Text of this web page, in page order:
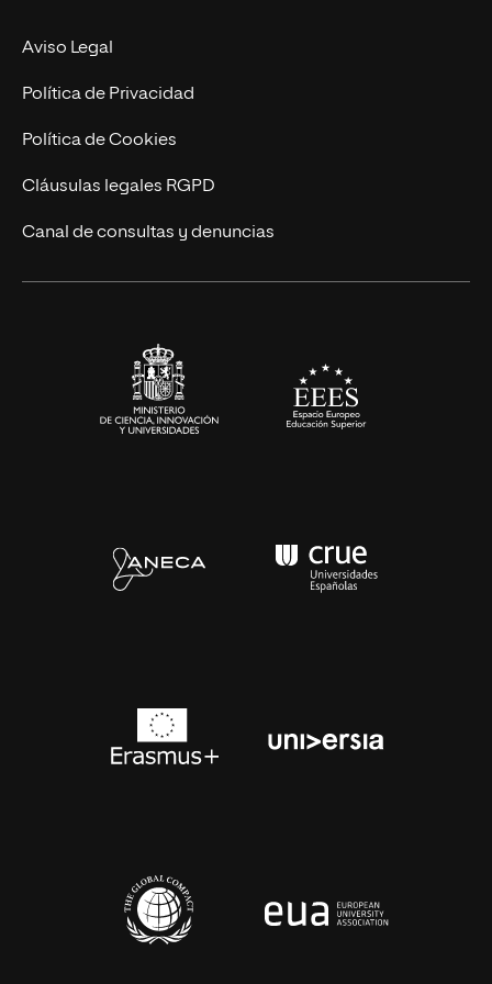
Experto Universitario
Postgrados
Cursos Universitarios
Nuestro Equipo
Trabaja en UNIR
Actualidad
UNIR Revista
Eventos
Aviso Legal
Política de Privacidad
Política de Cookies
Cláusulas legales RGPD
Canal de consultas y denuncias